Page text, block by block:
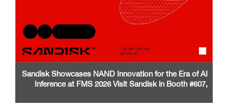
Sandisk Showcases NAND Innovation for the Era of AI
Inference at FMS 2026 Visit Sandisk in Booth #607,